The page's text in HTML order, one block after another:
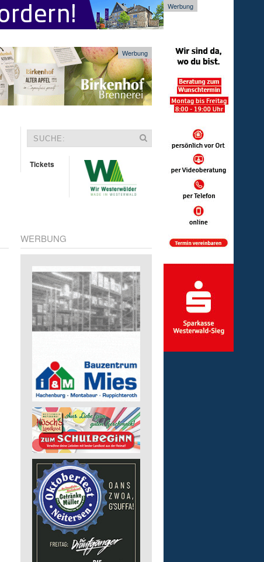
Werbung
Werbung
Tickets
WERBUNG